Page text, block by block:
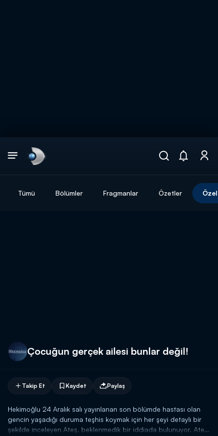
Tümü Bölümler Fragmanlar Özetler
Çocuğun gerçek ailesi bunlar değil!
Takip Et Kaydet Paylaş
Hekimoğlu 24 Aralık salı yayınlanan son bölümde hastası olan
gencin yaşadığı duruma teşhis koymak için her şeyi detaylı bir
şekilde inceleyen Ateş, beklenmedik bir iddiada bulunuyor. Ateş,